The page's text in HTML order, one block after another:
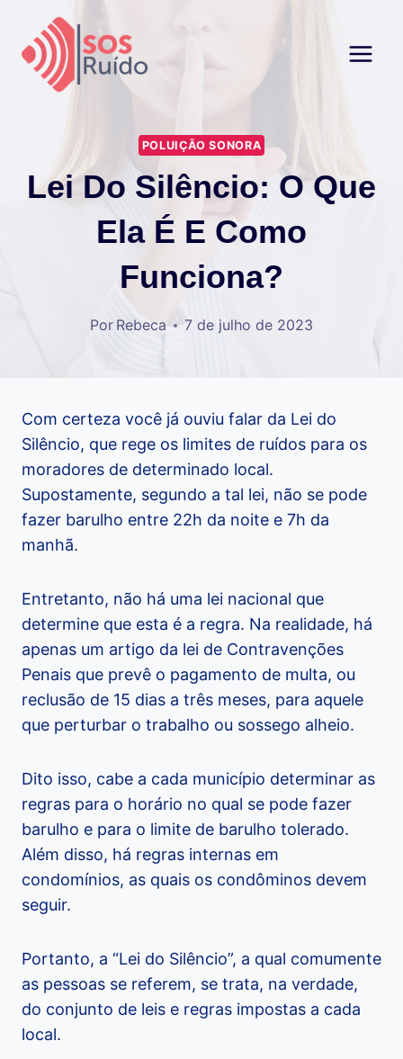
Conteúdo
POLUIÇÃO SONORA
Lei Do Silêncio: O Que
Ela É E Como
Funciona?
Por Rebeca 7 de julho de 2023
Com certeza você já ouviu falar da Lei do
Silêncio, que rege os limites de ruídos para os
moradores de determinado local.
Supostamente, segundo a tal lei, não se pode
fazer barulho entre 22h da noite e 7h da
manhã.
Entretanto, não há uma lei nacional que
determine que esta é a regra. Na realidade, há
apenas um artigo da lei de Contravenções
Penais que prevê o pagamento de multa, ou
reclusão de 15 dias a três meses, para aquele
que perturbar o trabalho ou sossego alheio.
Dito isso, cabe a cada município determinar as
regras para o horário no qual se pode fazer
barulho e para o limite de barulho tolerado.
Além disso, há regras internas em
condomínios, as quais os condôminos devem
seguir.
Portanto, a “Lei do Silêncio”, a qual comumente
as pessoas se referem, se trata, na verdade,
do conjunto de leis e regras impostas a cada
local.